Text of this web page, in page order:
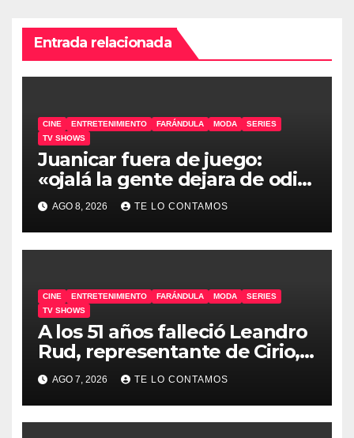
Entrada relacionada
CINE ENTRETENIMIENTO FARÁNDULA MODA
SERIES
TV SHOWS
Juanicar fuera de juego:
«ojalá la gente dejara de odiar
tanto»
AGO 8, 2026 TE LO CONTAMOS
CINE ENTRETENIMIENTO FARÁNDULA MODA
SERIES
TV SHOWS
A los 51 años falleció Leandro
Rud, representante de Cirio,
Loly, Marengo y Maglietti
AGO 7, 2026 TE LO CONTAMOS